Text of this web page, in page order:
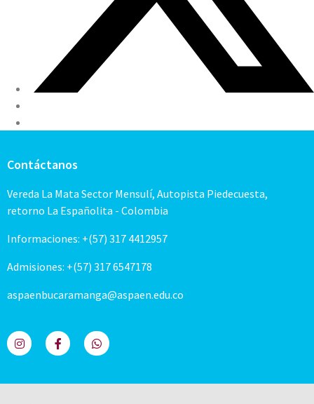
Contáctanos
Vereda La Mata Sector Mensulí, Autopista Piedecuesta,
retorno La Españolita - Colombia
Informaciones: +(57) 317 4412957
Admisiones: +(57) 317 6547178
aspaenbucaramanga@aspaen.edu.co